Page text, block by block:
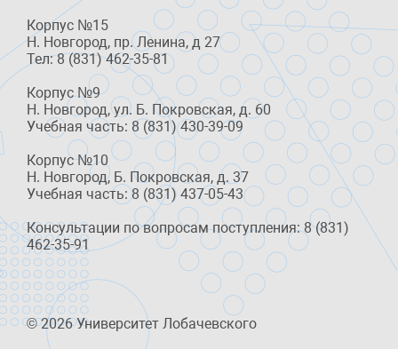
Корпус №15
Н. Новгород, пр. Ленина, д 27
Тел: 8 (831) 462-35-81
Корпус №9
Н. Новгород, ул. Б. Покровская, д. 60
Учебная часть: 8 (831) 430-39-09
Корпус №10
Н. Новгород, Б. Покровская, д. 37
Учебная часть: 8 (831) 437-05-43
Консультации по вопросам поступления: 8 (831)
462-35-91
© 2026 Университет Лобачевского